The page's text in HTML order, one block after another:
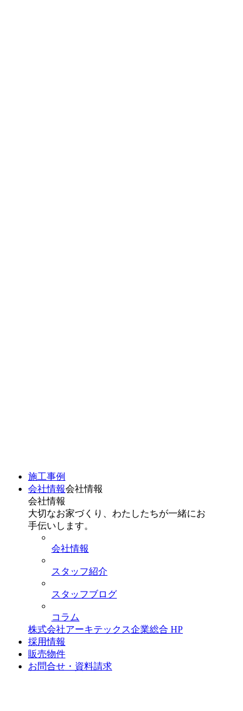
施工事例
会社情報会社情報
会社情報
大切なお家づくり、わたしたちが一緒にお
手伝いします。
会社情報
スタッフ紹介
スタッフブログ
コラム
株式会社アーキテックス企業総合 HP
採用情報
販売物件
お問合せ・資料請求